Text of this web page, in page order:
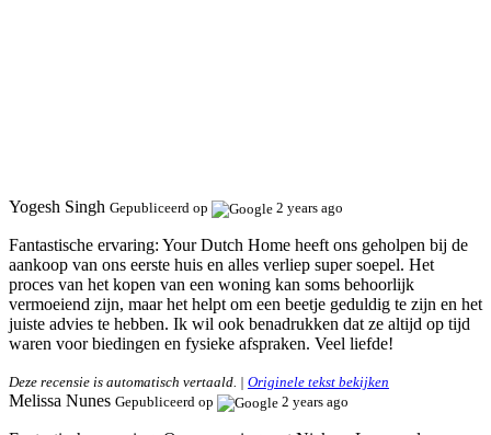
Yogesh Singh Gepubliceerd op 2 years ago
Fantastische ervaring: Your Dutch Home heeft ons geholpen bij de
aankoop van ons eerste huis en alles verliep super soepel. Het
proces van het kopen van een woning kan soms behoorlijk
vermoeiend zijn, maar het helpt om een beetje geduldig te zijn en het
juiste advies te hebben. Ik wil ook benadrukken dat ze altijd op tijd
waren voor biedingen en fysieke afspraken. Veel liefde!
Deze recensie is automatisch vertaald. | Originele tekst bekijken
Melissa Nunes Gepubliceerd op 2 years ago